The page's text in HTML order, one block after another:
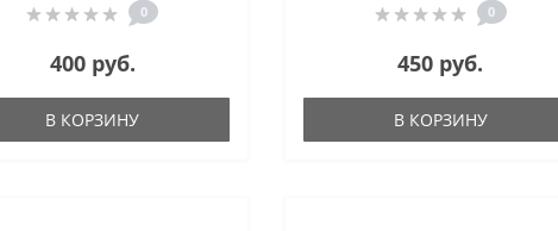
0
400 руб.
В КОРЗИНУ
0
450 руб.
В КОРЗИНУ